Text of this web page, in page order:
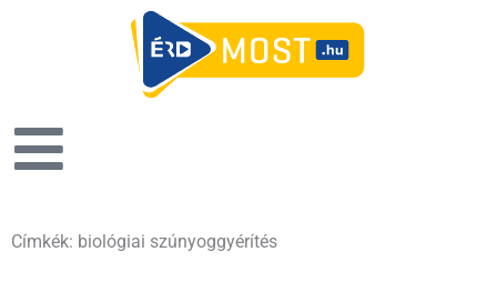
Címkék: biológiai szúnyoggyérítés